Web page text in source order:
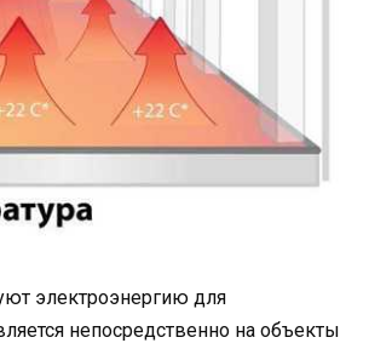
электроэнергию для
непосредственно на объекты